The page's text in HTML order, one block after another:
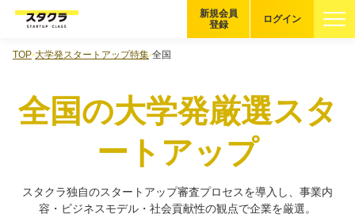
企業を探す
無料・5分
スタクラが選ばれる理由
ログイン
新規会員
登録
TOP 大学発スタートアップ特集 全国
全国の大学発厳選スタ
ートアップ
スタクラ独自のスタートアップ審査プロセスを導入し、事業内
容・ビジネスモデル・社会貢献性の観点で企業を厳選。